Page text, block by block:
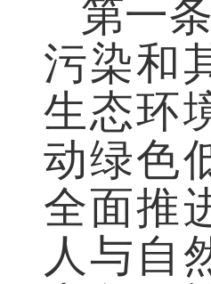
第一
污染和
生态环
动绿色
全面推
人与自